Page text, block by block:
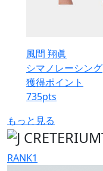
風間 翔眞
シマノレーシング
獲得ポイント
735pts
もっと見る
RANK1